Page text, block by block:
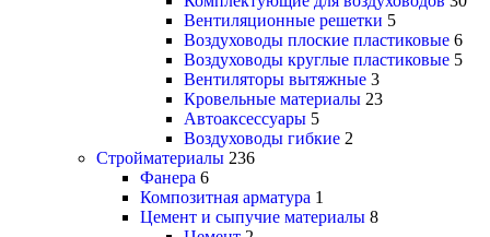
Вентиляционные решетки 5
Воздуховоды плоские пластиковые 6
Воздуховоды круглые пластиковые 5
Вентиляторы вытяжные 3
Кровельные материалы 23
Автоаксессуары 5
Воздуховоды гибкие 2
Стройматериалы 236
Фанера 6
Композитная арматура 1
Цемент и сыпучие материалы 8